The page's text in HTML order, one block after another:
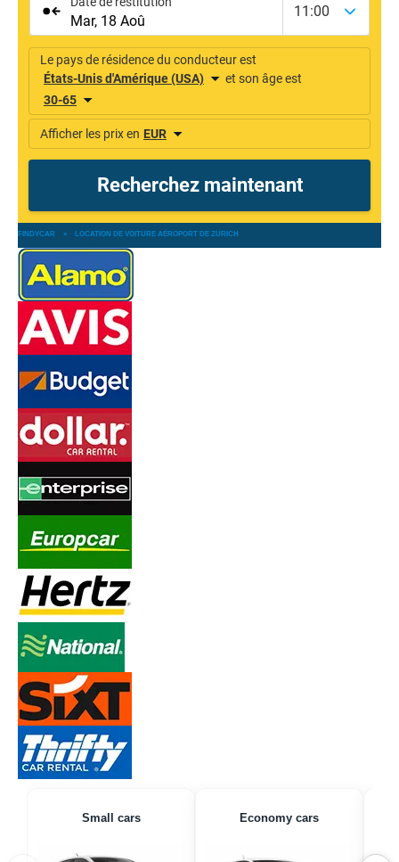
FINDYCAR » LOCATION DE VOITURE AÉROPORT DE ZURICH
Small cars Economy cars